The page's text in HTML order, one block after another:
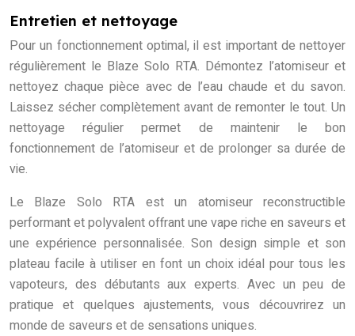
Entretien et nettoyage
Pour un fonctionnement optimal, il est important de nettoyer
régulièrement le Blaze Solo RTA. Démontez l’atomiseur et
nettoyez chaque pièce avec de l’eau chaude et du savon.
Laissez sécher complètement avant de remonter le tout. Un
nettoyage régulier permet de maintenir le bon
fonctionnement de l’atomiseur et de prolonger sa durée de
vie.
Le Blaze Solo RTA est un atomiseur reconstructible
performant et polyvalent offrant une vape riche en saveurs et
une expérience personnalisée. Son design simple et son
plateau facile à utiliser en font un choix idéal pour tous les
vapoteurs, des débutants aux experts. Avec un peu de
pratique et quelques ajustements, vous découvrirez un
monde de saveurs et de sensations uniques.